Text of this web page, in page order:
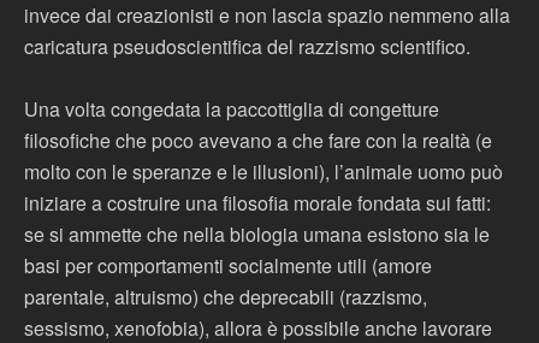
invece dai creazionisti e non lascia spazio nemmeno alla
caricatura pseudoscientifica del razzismo scientifico.
Una volta congedata la paccottiglia di congetture
filosofiche che poco avevano a che fare con la realtà (e
molto con le speranze e le illusioni), l’animale uomo può
iniziare a costruire una filosofia morale fondata sui fatti:
se si ammette che nella biologia umana esistono sia le
basi per comportamenti socialmente utili (amore
parentale, altruismo) che deprecabili (razzismo,
sessismo, xenofobia), allora è possibile anche lavorare